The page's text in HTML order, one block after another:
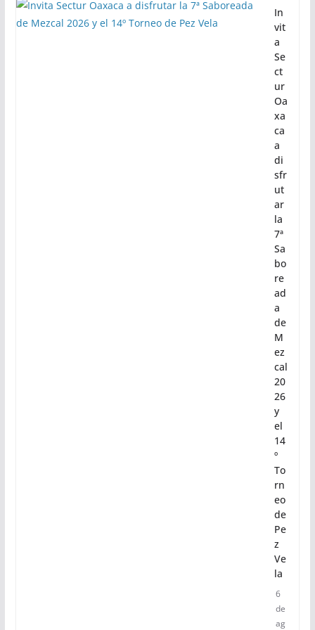
In
vit
a
Se
ct
ur
Oa
xa
ca
a
di
sfr
ut
ar
la
7ª
Sa
bo
re
ad
a
de
M
ez
cal
20
26
y
el
14
º
To
rn
eo
de
Pe
z
Ve
la
6
de
ag